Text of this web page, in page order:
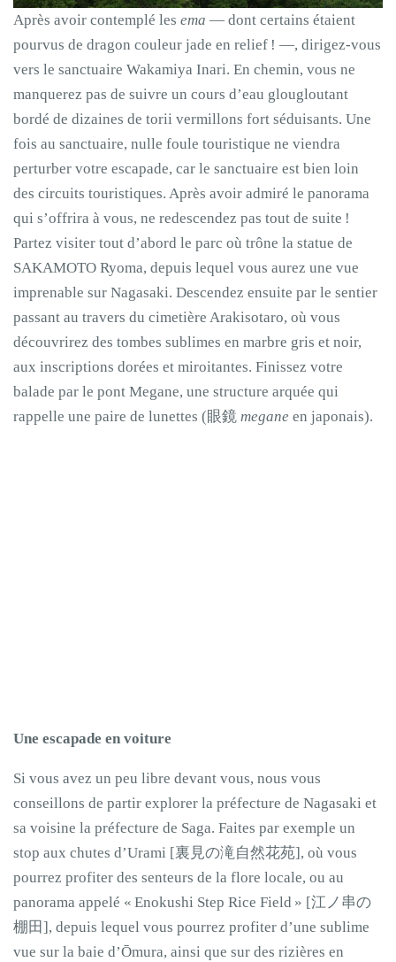
Après avoir contemplé les ema — dont certains étaient
pourvus de dragon couleur jade en relief ! —, dirigez-vous
vers le sanctuaire Wakamiya Inari. En chemin, vous ne
manquerez pas de suivre un cours d’eau glougloutant
bordé de dizaines de torii vermillons fort séduisants. Une
fois au sanctuaire, nulle foule touristique ne viendra
perturber votre escapade, car le sanctuaire est bien loin
des circuits touristiques. Après avoir admiré le panorama
qui s’offrira à vous, ne redescendez pas tout de suite !
Partez visiter tout d’abord le parc où trône la statue de
SAKAMOTO Ryoma, depuis lequel vous aurez une vue
imprenable sur Nagasaki. Descendez ensuite par le sentier
passant au travers du cimetière Arakisotaro, où vous
découvrirez des tombes sublimes en marbre gris et noir,
aux inscriptions dorées et miroitantes. Finissez votre
balade par le pont Megane, une structure arquée qui
rappelle une paire de lunettes (眼鏡 megane en japonais).
Une escapade en voiture
Si vous avez un peu libre devant vous, nous vous
conseillons de partir explorer la préfecture de Nagasaki et
sa voisine la préfecture de Saga. Faites par exemple un
stop aux chutes d’Urami [裏見の滝自然花苑], où vous
pourrez profiter des senteurs de la flore locale, ou au
panorama appelé « Enokushi Step Rice Field » [江ノ串の
棚田], depuis lequel vous pourrez profiter d’une sublime
vue sur la baie d’Ōmura, ainsi que sur des rizières en